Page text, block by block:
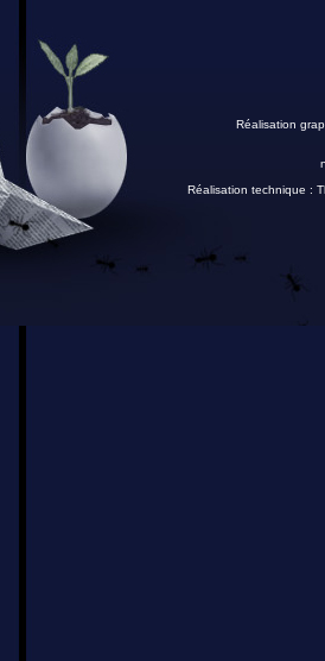
Réalisation
Réalisation technique :